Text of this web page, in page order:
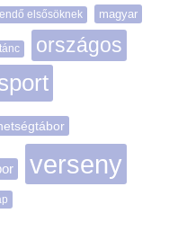
elsősöknek magyar
országos
verseny